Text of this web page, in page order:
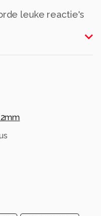
leuke reactie's